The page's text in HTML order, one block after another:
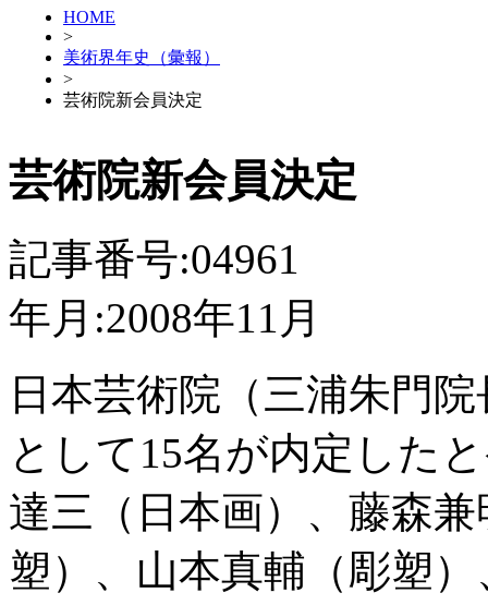
HOME
>
美術界年史（彙報）
>
芸術院新会員決定
芸術院新会員決定
記事番号:04961
年月:2008年11月
日本芸術院（三浦朱門
として15名が内定した
達三（日本画）、藤森
塑）、山本真輔（彫塑